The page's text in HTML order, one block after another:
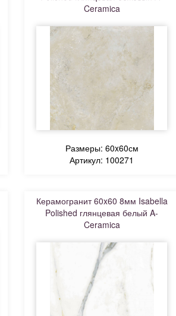
Ceramica
Размеры: 60x60см
Артикул: 100271
Керамогранит 60x60 8мм Isabella
Polished глянцевая белый A-
Ceramica